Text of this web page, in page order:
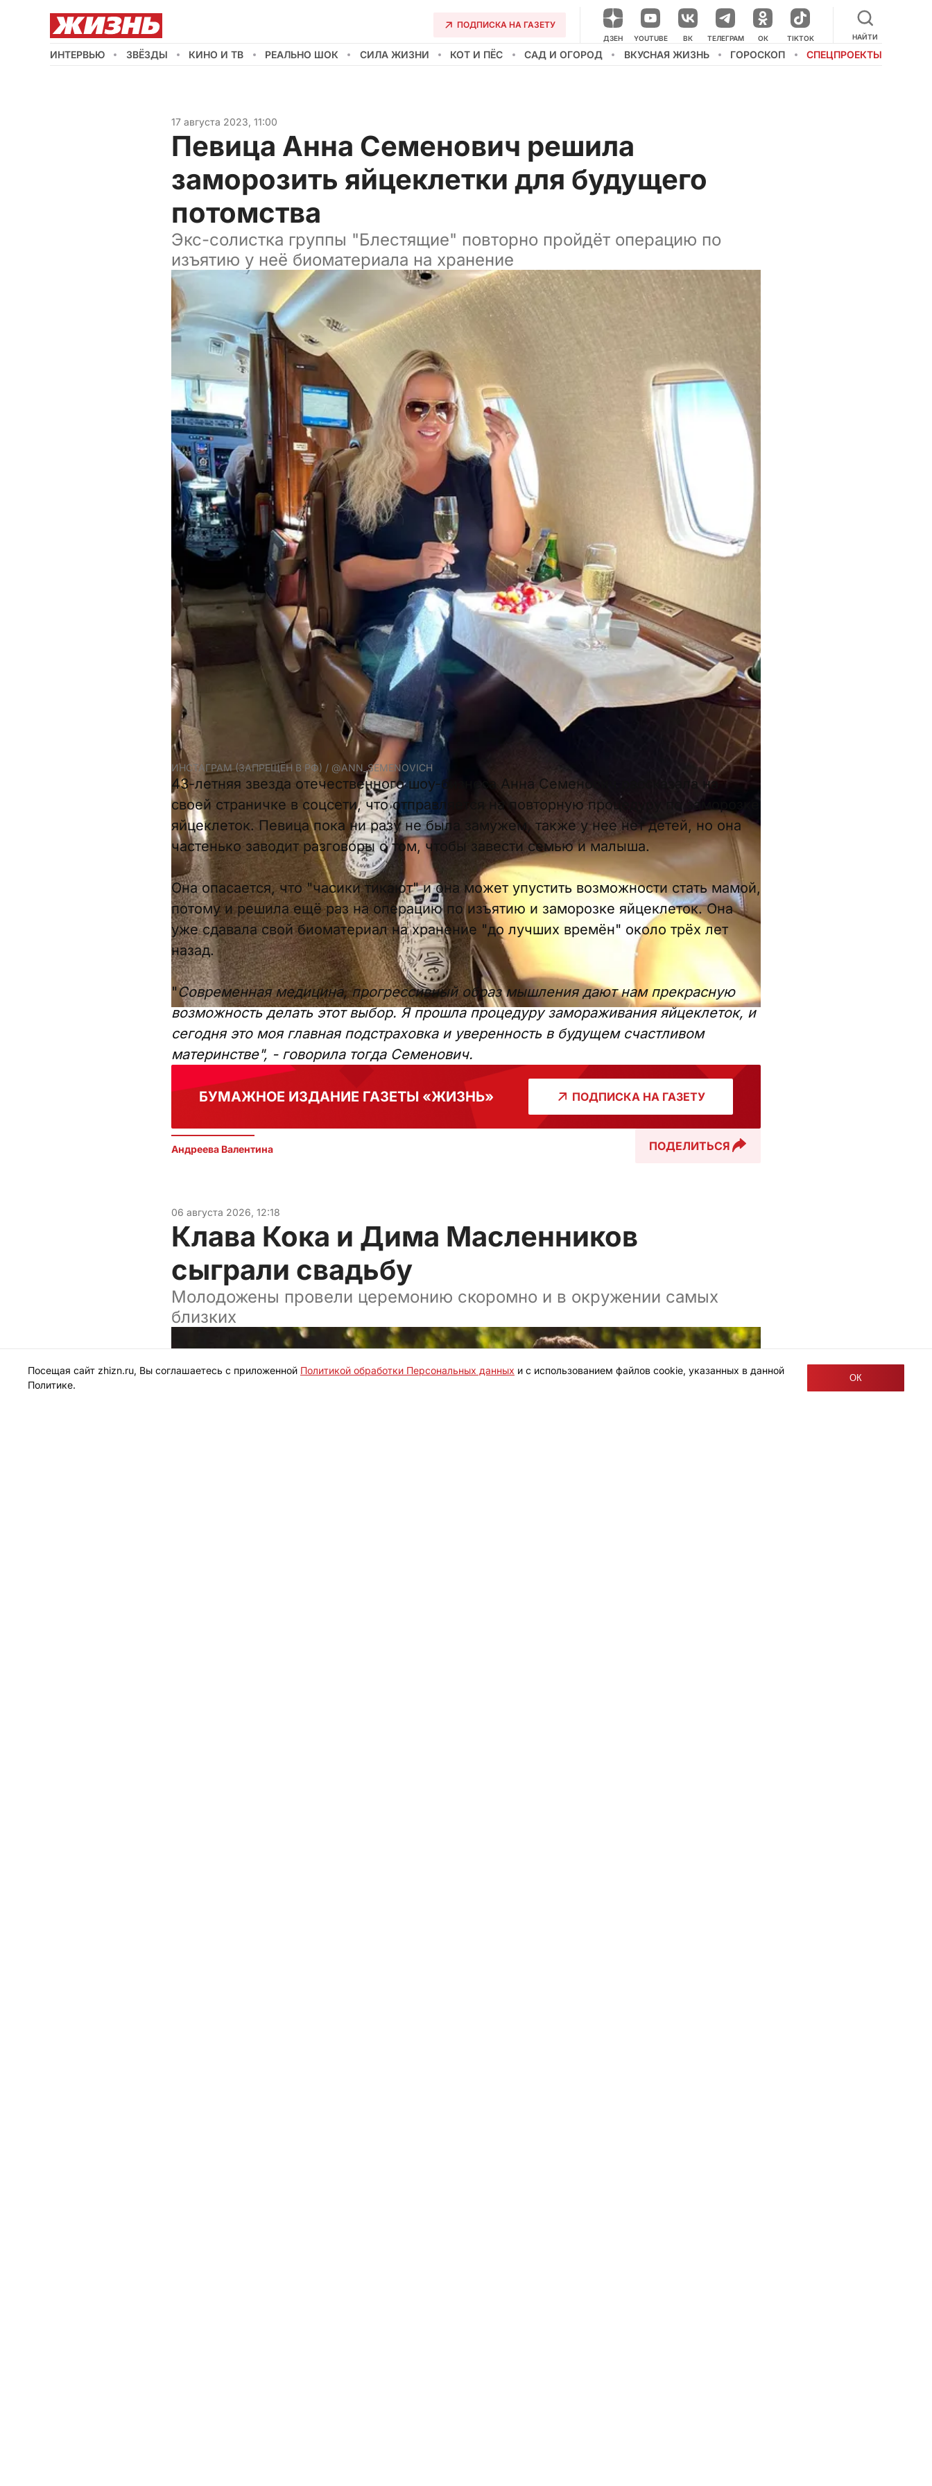
ПОДПИСКА НА ГАЗЕТУ
ДЗЕН YOUTUBE ВК ТЕЛЕГРАМ ОК TIKTOK НАЙТИ
ИНТЕРВЬЮ ЗВЁЗДЫ КИНО И ТВ РЕАЛЬНО ШОК СИЛА ЖИЗНИ КОТ И ПЁС САД И ОГОРОД ВКУСНАЯ ЖИЗНЬ ГОРОСКОП СПЕЦПРОЕКТЫ
17 августа 2023, 11:00
Певица Анна Семенович решила
заморозить яйцеклетки для будущего
потомства
Экс-солистка группы "Блестящие" повторно пройдёт операцию по
изъятию у неё биоматериала на хранение
ИНСТАГРАМ (ЗАПРЕЩЁН В РФ) / @ANN_SEMENOVICH
43-летняя звезда отечественного шоу-бизнеса Анна Семенович рассказала на
своей страничке в соцсети, что отправляется на повторную процедуру по заморозке
яйцеклеток. Певица пока ни разу не была замужем, также у нее нет детей, но она
частенько заводит разговоры о том, чтобы завести семью и малыша.
Она опасается, что "часики тикают" и она может упустить возможности стать мамой,
потому и решила ещё раз на операцию по изъятию и заморозке яйцеклеток. Она
уже сдавала свой биоматериал на хранение "до лучших времён" около трёх лет
назад.
"Современная медицина, прогрессивный образ мышления дают нам прекрасную
возможность делать этот выбор. Я прошла процедуру замораживания яйцеклеток, и
сегодня это моя главная подстраховка и уверенность в будущем счастливом
материнстве", - говорила тогда Семенович.
БУМАЖНОЕ ИЗДАНИЕ ГАЗЕТЫ «ЖИЗНЬ» ПОДПИСКА НА ГАЗЕТУ
Андреева Валентина ПОДЕЛИТЬСЯ
06 августа 2026, 12:18
Клава Кока и Дима Масленников
сыграли свадьбу
Молодожены провели церемонию скоромно и в окружении самых
близких
Посещая сайт zhizn.ru, Вы соглашаетесь с приложенной Политикой обработки Персональных данных и с использованием файлов cookie, указанных в данной
Политике.
ОК